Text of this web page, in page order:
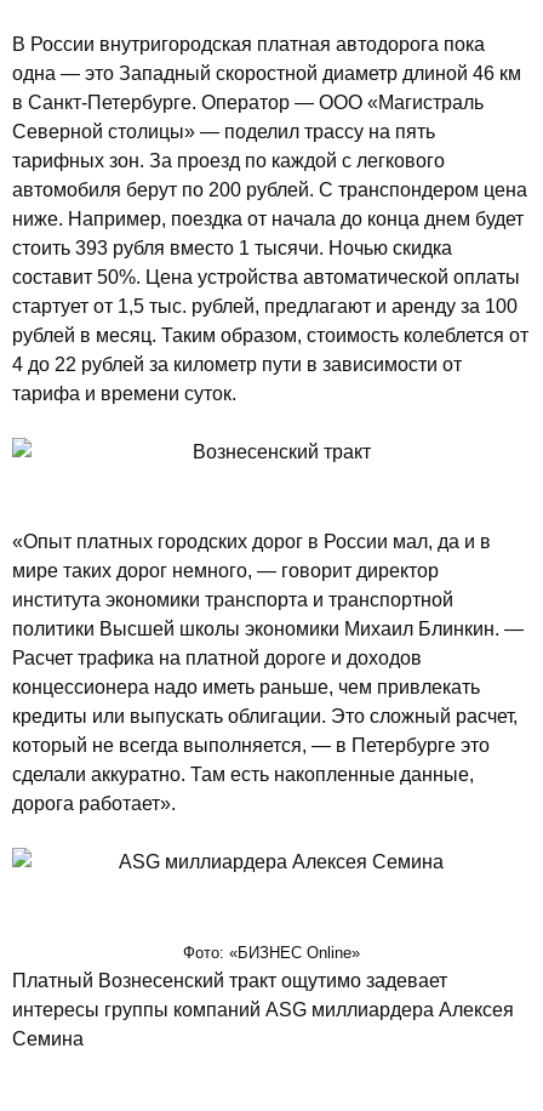
В России внутригородская платная автодорога пока
одна — это Западный скоростной диаметр длиной 46 км
в Санкт-Петербурге. Оператор — ООО «Магистраль
Северной столицы» — поделил трассу на пять
тарифных зон. За проезд по каждой с легкового
автомобиля берут по 200 рублей. С транспондером цена
ниже. Например, поездка от начала до конца днем будет
стоить 393 рубля вместо 1 тысячи. Ночью скидка
составит 50%. Цена устройства автоматической оплаты
стартует от 1,5 тыс. рублей, предлагают и аренду за 100
рублей в месяц. Таким образом, стоимость колеблется от
4 до 22 рублей за километр пути в зависимости от
тарифа и времени суток.
«Опыт платных городских дорог в России мал, да и в
мире таких дорог немного, — говорит директор
института экономики транспорта и транспортной
политики Высшей школы экономики Михаил Блинкин. —
Расчет трафика на платной дороге и доходов
концессионера надо иметь раньше, чем привлекать
кредиты или выпускать облигации. Это сложный расчет,
который не всегда выполняется, — в Петербурге это
сделали аккуратно. Там есть накопленные данные,
дорога работает».
Фото: «БИЗНЕС Online»
Платный Вознесенский тракт ощутимо задевает
интересы группы компаний ASG миллиардера Алексея
Семина